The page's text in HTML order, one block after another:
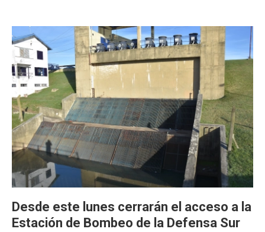
Desde este lunes cerrarán el acceso a la
Estación de Bombeo de la Defensa Sur